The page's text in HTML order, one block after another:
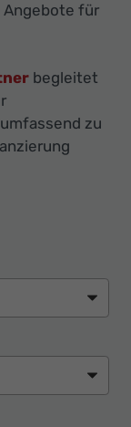
Angebote für
begleitet
zu